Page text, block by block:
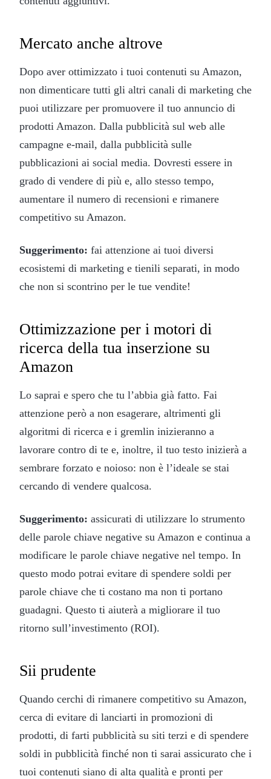
Mercato anche altrove
Dopo aver ottimizzato i tuoi contenuti su Amazon,
non dimenticare tutti gli altri canali di marketing che
puoi utilizzare per promuovere il tuo annuncio di
prodotti Amazon. Dalla pubblicità sul web alle
campagne e-mail, dalla pubblicità sulle
pubblicazioni ai social media. Dovresti essere in
grado di vendere di più e, allo stesso tempo,
aumentare il numero di recensioni e rimanere
competitivo su Amazon.
Suggerimento: fai attenzione ai tuoi diversi
ecosistemi di marketing e tienili separati, in modo
che non si scontrino per le tue vendite!
Ottimizzazione per i motori di
ricerca della tua inserzione su
Amazon
Lo saprai e spero che tu l’abbia già fatto. Fai
attenzione però a non esagerare, altrimenti gli
algoritmi di ricerca e i gremlin inizieranno a
lavorare contro di te e, inoltre, il tuo testo inizierà a
sembrare forzato e noioso: non è l’ideale se stai
cercando di vendere qualcosa.
Suggerimento: assicurati di utilizzare lo strumento
delle parole chiave negative su Amazon e continua a
modificare le parole chiave negative nel tempo. In
questo modo potrai evitare di spendere soldi per
parole chiave che ti costano ma non ti portano
guadagni. Questo ti aiuterà a migliorare il tuo
ritorno sull’investimento (ROI).
Sii prudente
Quando cerchi di rimanere competitivo su Amazon,
cerca di evitare di lanciarti in promozioni di
prodotti, di farti pubblicità su siti terzi e di spendere
soldi in pubblicità finché non ti sarai assicurato che i
tuoi contenuti siano di alta qualità e pronti per